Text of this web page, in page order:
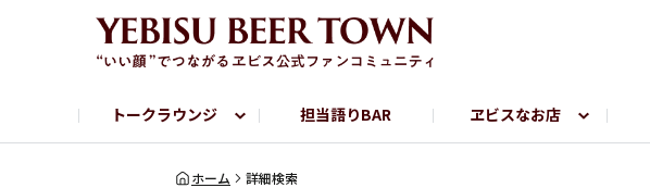
トークラウンジ
フリートーク
担当語りBAR ヱビスなお店
ヱビス提供店情報
ヱビスブランドサイト
ホーム 詳細検索